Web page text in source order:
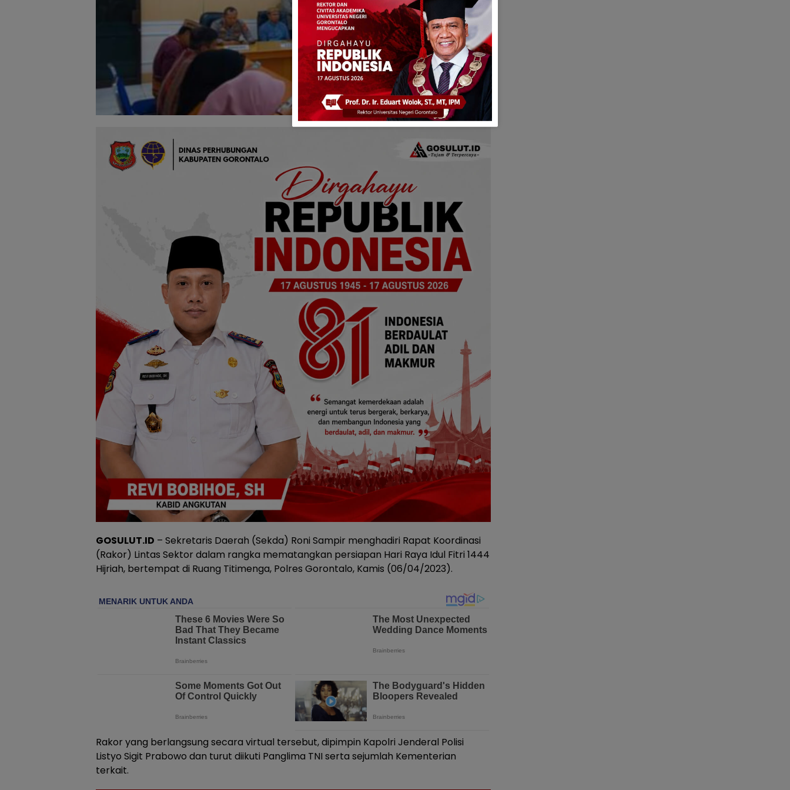
GOSULUT.ID – Sekretaris Daerah (Sekda) Roni Sampir menghadiri Rapat Koordinasi
(Rakor) Lintas Sektor dalam rangka mematangkan persiapan Hari Raya Idul Fitri 1444
Hijriah, bertempat di Ruang Titimenga, Polres Gorontalo, Kamis (06/04/2023).
Rakor yang berlangsung secara virtual tersebut, dipimpin Kapolri Jenderal Polisi
Listyo Sigit Prabowo dan turut diikuti Panglima TNI serta sejumlah Kementerian
terkait.